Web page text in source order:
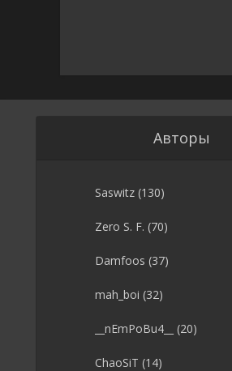
Авторы
Saswitz (130)
Zero S. F. (70)
Damfoos (37)
mah_boi (32)
__nEmPoBu4__ (20)
ChaoSiT (14)